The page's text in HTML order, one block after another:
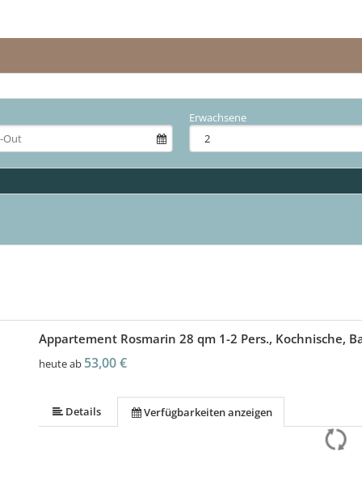
Erwachsene
Appartement Rosmarin 28 qm 1-2 Pers., Kochnische,
heute ab 53,00 €
Details Verfügbarkeiten anzeigen